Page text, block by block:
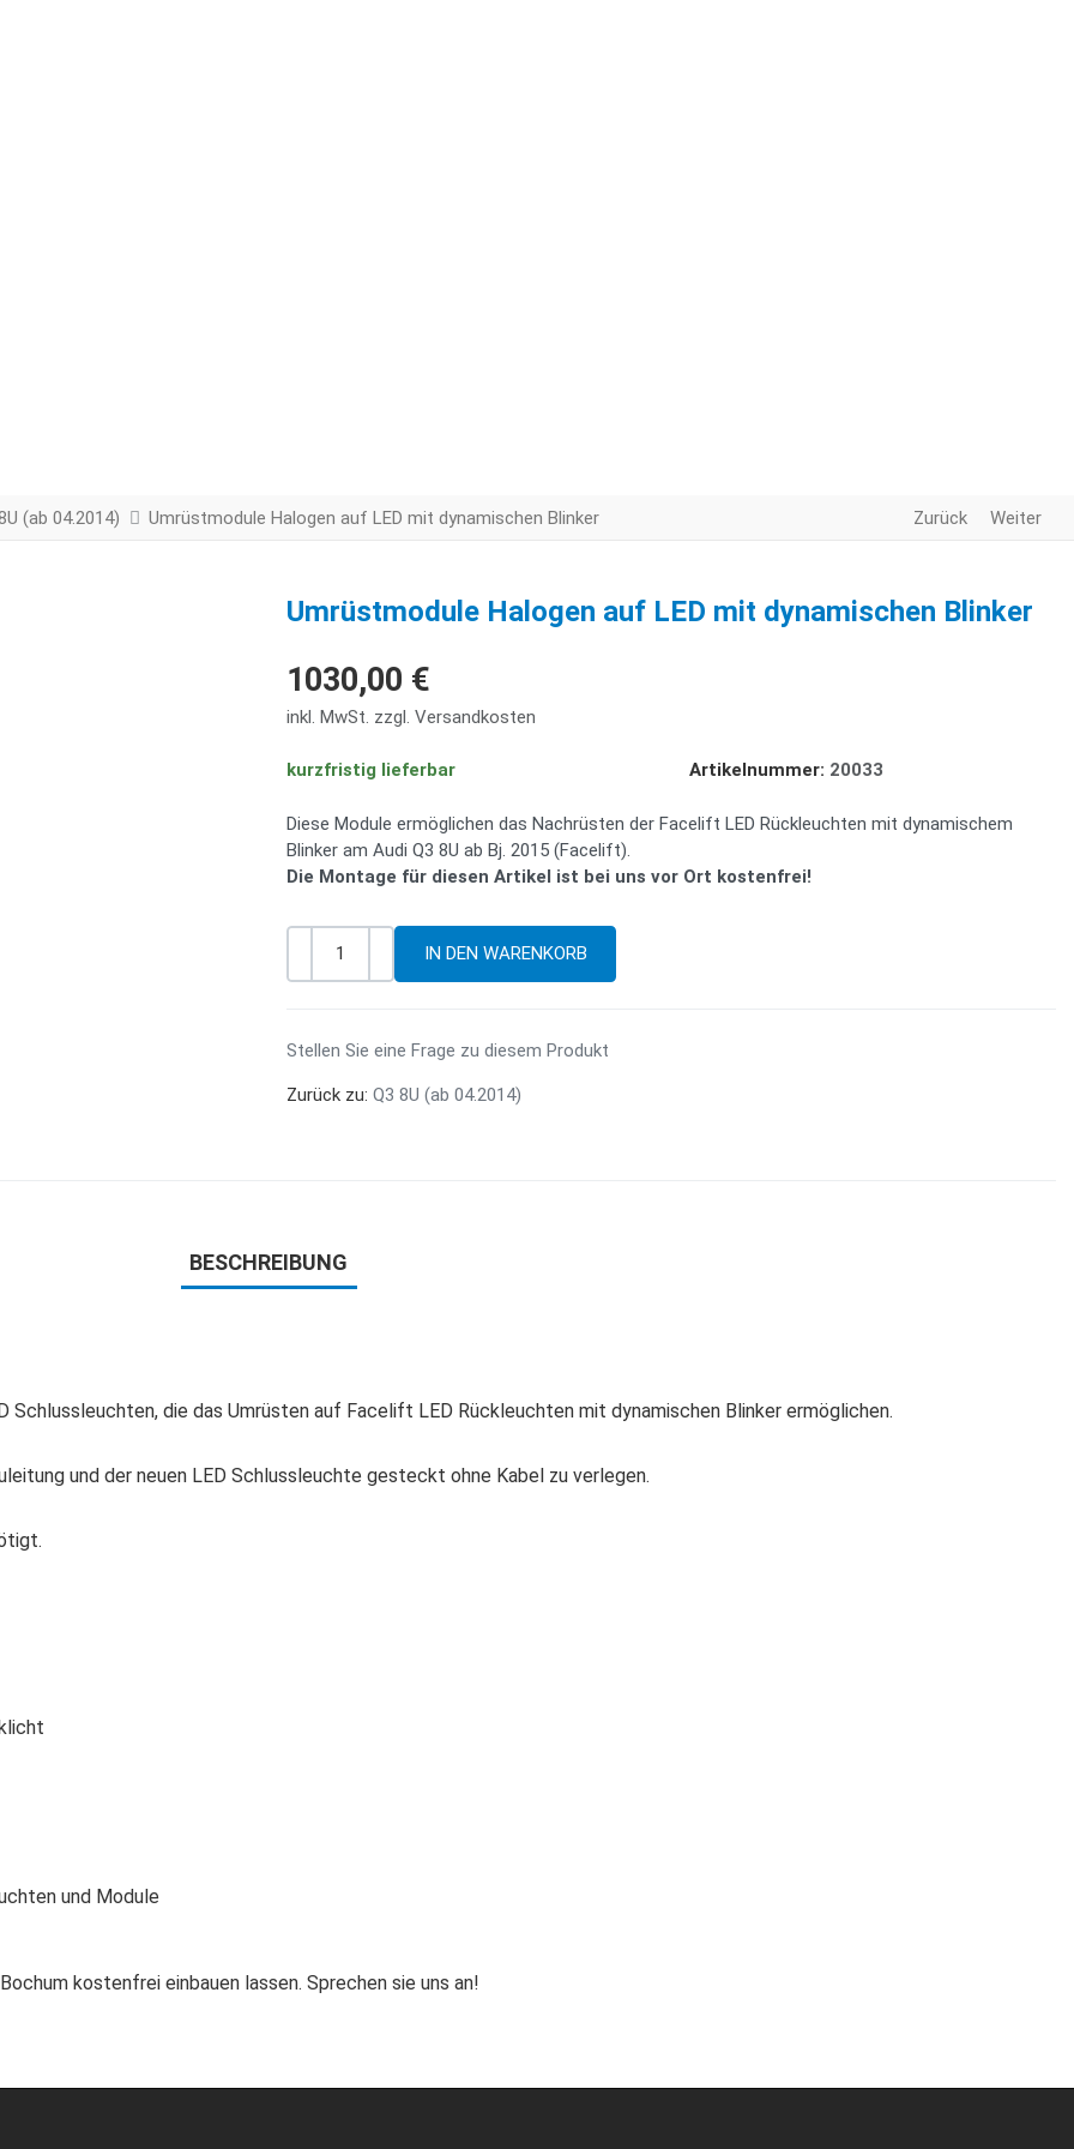
(ab 04.2014) Umrüstmodule Halogen auf LED mit dynamischen Blinker Zurück Weiter
Umrüstmodule Halogen auf LED mit dynamischen Blinker
1030,00 €
inkl. MwSt. zzgl. Versandkosten
kurzfristig lieferbar Artikelnummer: 20033
Diese Module ermöglichen das Nachrüsten der Facelift LED Rückleuchten mit dynamischem
Blinker am Audi Q3 8U ab Bj. 2015 (Facelift).
Die Montage für diesen Artikel ist bei uns vor Ort kostenfrei!
Stellen Sie eine Frage zu diesem Produkt
Zurück zu: Q3 8U (ab 04.2014)
BESCHREIBUNG
Schlussleuchten, die das Umrüsten auf Facelift LED Rückleuchten mit dynamischen Blinker ermöglichen.
und der neuen LED Schlussleuchte gesteckt ohne Kabel zu verlegen.
und Module
kostenfrei einbauen lassen. Sprechen sie uns an!